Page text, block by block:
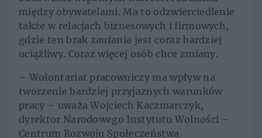
między obywatelami. Ma to odzwierciedlenie
także w relacjach biznesowych i firmowych,
gdzie ten brak zaufania jest coraz bardziej
uciążliwy. Coraz więcej osób chce zmiany.
– Wolontariat pracowniczy ma wpływ na
tworzenie bardziej przyjaznych warunków
pracy – uważa Wojciech Kaczmarczyk,
dyrektor Narodowego Instytutu Wolności –
Centrum Rozwoju Społeczeństwa